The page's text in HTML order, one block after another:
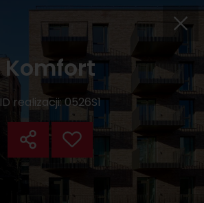
Komfort
ID realizacji: 0526S1